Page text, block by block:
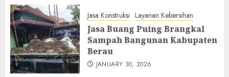
Jasa Konstruksi Layanan Kebersihan
Jasa Buang Puing Brangkal
Sampah Bangunan Kabupaten
Berau
JANUARY 30, 2026